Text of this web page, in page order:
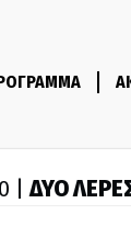
|ΔΥΟ